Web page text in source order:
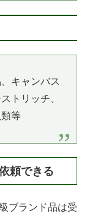
キャンバス
トリッチ、
等
頼できる
ブランド品は受